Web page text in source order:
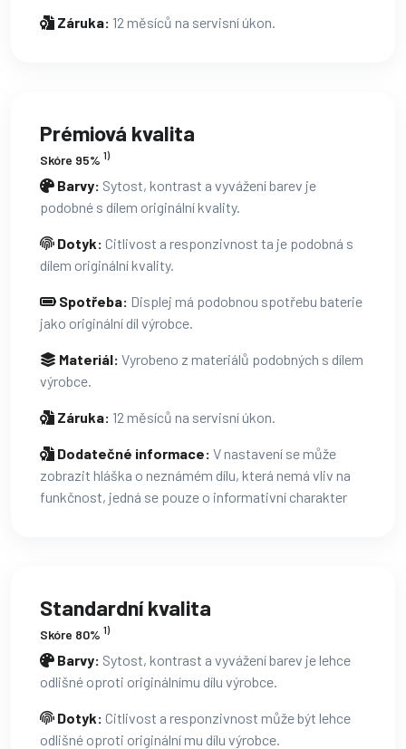
Záruka: 12 měsíců na servisní úkon.
Prémiová kvalita
Skóre 95% 1)
Barvy: Sytost, kontrast a vyvážení barev je
podobné s dílem originální kvality.
Dotyk: Citlivost a responzivnost ta je podobná s
dílem originální kvality.
Spotřeba: Displej má podobnou spotřebu baterie
jako originální díl výrobce.
Materiál: Vyrobeno z materiálů podobných s dílem
výrobce.
Záruka: 12 měsíců na servisní úkon.
Dodatečné informace: V nastavení se může
zobrazit hláška o neznámém dílu, která nemá vliv na
funkčnost, jedná se pouze o informativní charakter
Standardní kvalita
Skóre 80% 1)
Barvy: Sytost, kontrast a vyvážení barev je lehce
odlišné oproti originálnímu dílu výrobce.
Dotyk: Citlivost a responzivnost může být lehce
odlišné oproti originální mu dílu výrobce.